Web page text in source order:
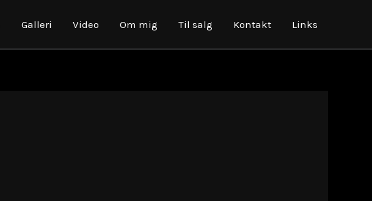
Galleri Video Om mig Til salg Kontakt Links